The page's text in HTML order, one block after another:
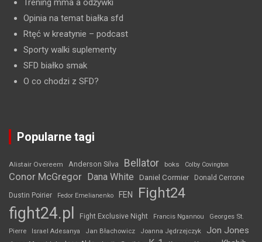
Trening mma a odżywki
Opinia na temat białka sfd
Rtęć w kreatynie – podcast
Sporty walki suplementy
SFD białko smak
O co chodzi z SFD?
Popularne tagi
Alistair Overeem Anderson Silva Bellator boks Colby Covington
Conor McGregor Dana White Daniel Cormier Donald Cerrone
Dustin Poirier Fedor Emelianenko FEN Fight24
fight24.pl Fight Exclusive Night Francis Ngannou
Georges St.
Pierre
Israel Adesanya Jan Błachowicz Joanna Jędrzejczyk Jon Jones